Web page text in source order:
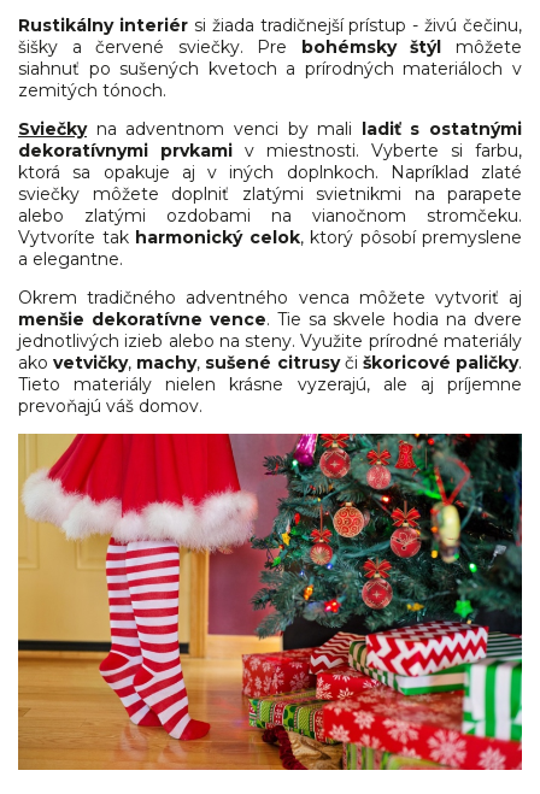
Rustikálny interiérsi žiada tradičnejší prístup - živú čečinu,
šišky a červené sviečky. Pre bohémsky štýl môžete
siahnuť po sušených kvetoch a prírodných materiáloch v
zemitých tónoch.
Sviečkyna adventnom venci by mali ladiť s ostatnými
dekoratívnymi prvkami v miestnosti. Vyberte si farbu,
ktorá sa opakuje aj v iných doplnkoch. Napríklad zlaté
sviečky môžete doplniť zlatými svietnikmi na parapete
alebo zlatými ozdobami na vianočnom stromčeku.
Vytvoríte tak harmonický celok, ktorý pôsobí premyslene
a elegantne.
Okrem tradičného adventného venca môžete vytvoriť aj
menšie dekoratívne vence. Tie sa skvele hodia na dvere
jednotlivých izieb alebo na steny. Využite prírodné materiály
akovetvičky, machy, sušené citrusyči škoricové paličky.
Tieto materiály nielen krásne vyzerajú, ale aj príjemne
prevoňajú váš domov.